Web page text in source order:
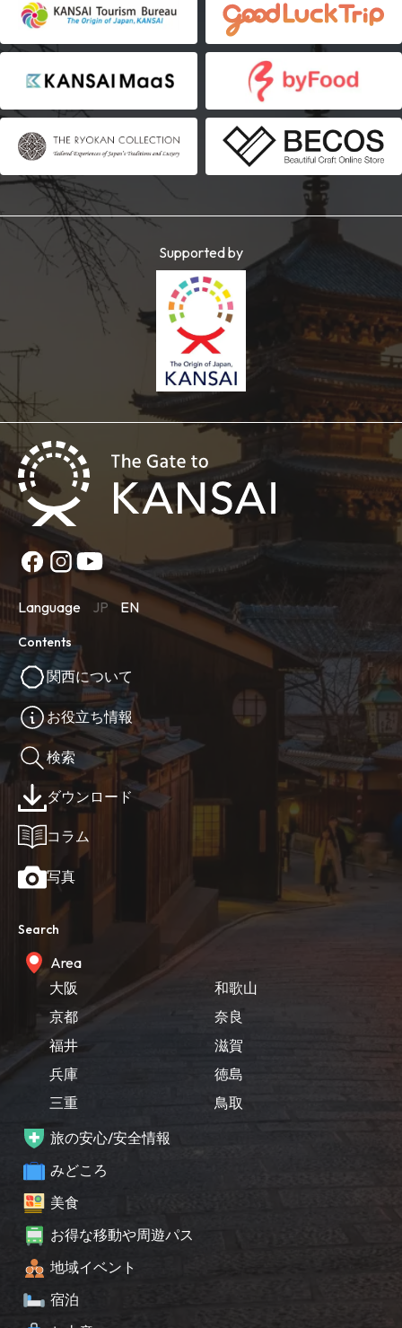
Supported by
Language JP EN
Contents
関西について
お役立ち情報
検索
ダウンロード
コラム
写真
Search
Area
大阪
京都
福井
兵庫
三重
和歌山
奈良
滋賀
徳島
鳥取
旅の安心/安全情報
みどころ
美食
お得な移動や周遊パス
地域イベント
宿泊